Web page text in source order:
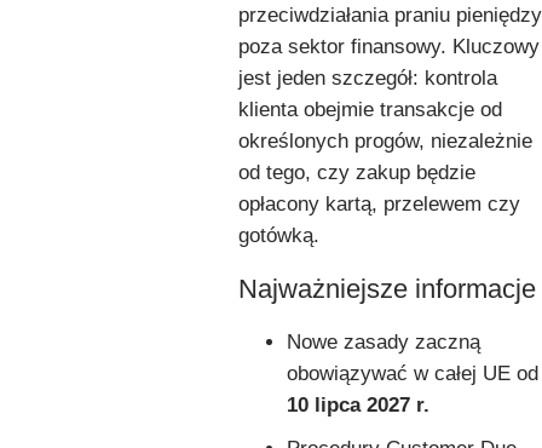
przeciwdziałania praniu pieniędzy
poza sektor finansowy. Kluczowy
jest jeden szczegół: kontrola
klienta obejmie transakcje od
określonych progów, niezależnie
od tego, czy zakup będzie
opłacony kartą, przelewem czy
gotówką.
Najważniejsze informacje
Nowe zasady zaczną
obowiązywać w całej UE od
10 lipca 2027 r.